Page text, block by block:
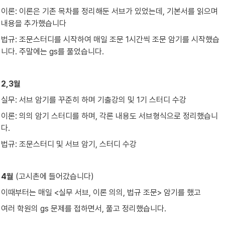
이론: 이론은 기존 목차를 정리해둔 서브가 있었는데, 기본서를 읽으며
내용을 추가했습니다
법규: 조문스터디를 시작하여 매일 조문 1시간씩 조문 암기를 시작했습
니다. 주말에는 gs를 풀었습니다.
2,3월
실무: 서브 암기를 꾸준히 하며 기출강의 및 1기 스터디 수강
이론: 의의 암기 스터디를 하며, 각론 내용도 서브형식으로 정리했습니
다.
법규: 조문스터디 및 서브 암기, 스터디 수강
4월 (고시촌에 들어갔습니다)
이때부터는 매일 <실무 서브, 이론 의의, 법규 조문> 암기를 했고
여러 학원의 gs 문제를 접하면서, 풀고 정리했습니다.